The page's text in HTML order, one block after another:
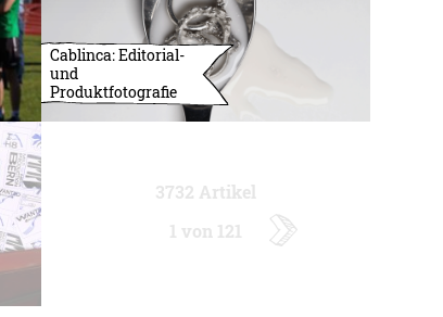
Cablinca: Editorial-
und
Produktfotografie
3732 Artikel
1 von 121